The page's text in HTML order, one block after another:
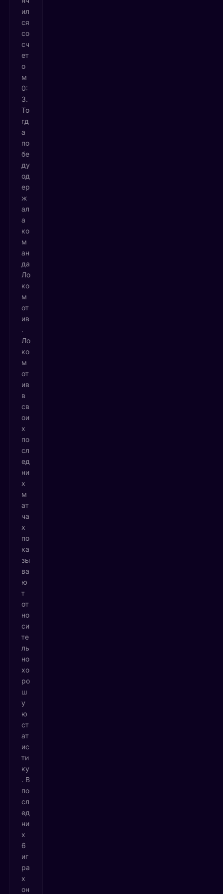
ил
ся
со
сч
ет
о
м
0:
3.
То
гд
а
по
бе
ду
од
ер
ж
ал
а
ко
м
ан
да
Ло
ко
м
от
ив
.
Ло
ко
м
от
ив
в
св
ои
х
по
сл
ед
ни
х
м
ат
ча
х
по
ка
зы
ва
ю
т
от
но
си
те
ль
но
хо
ро
ш
у
ю
ст
ат
ис
ти
ку
. В
по
сл
ед
ни
х
6
иг
ра
х
он